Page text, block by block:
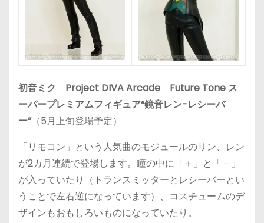
初音ミク Project DIVA Arcade Future Tone ス
ーパープレミアムフィギュア“鏡音レン-レシーバ
ー”（5月上旬登場予定）
「リモコン」という人気曲のモジュールのリン、レン
が2カ月連続で登場します。瞳の中に「＋」と「－」
が入っていたり（トランスミッターとレシーバーとい
うことで左右逆になっています）、コスチュームのデ
ザインもおもしろいものになっていたり。